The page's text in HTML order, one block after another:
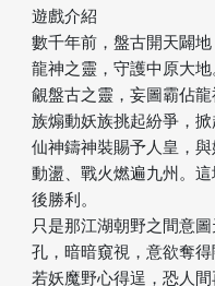
遊戲介紹
數千年前，盤古開天闢
龍神之靈，守護中原大
覦盤古之靈，妄圖霸佔
族煽動妖族挑起紛爭，掀
仙神鑄神裝賜予人皇，
動盪、戰火燃遍九州。
後勝利。
只是那江湖朝野之間意
孔，暗暗窺視，意欲奪得
若妖魔野心得逞，恐人